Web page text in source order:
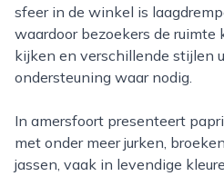
sfeer in de winkel is
waardoor bezoekers de ruimte
kijken en verschillende stijlen
ondersteuning waar nodig.
In amersfoort presenteert paprika een brede collectie
met onder meer jurken,
jassen, vaak in levendige